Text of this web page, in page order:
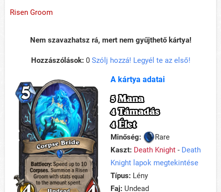
Risen Groom
Nem szavazhatsz rá, mert nem gyűjthető kártya!
Hozzászólások:0 Szólj hozzá! Legyél te az első!
A kártya adatai
5 Mana
4 Támadás
4 Élet
Minőség:
Rare
Kaszt: Death Knight - Death
Knight lapok megtekintése
Típus: Lény
Faj: Undead